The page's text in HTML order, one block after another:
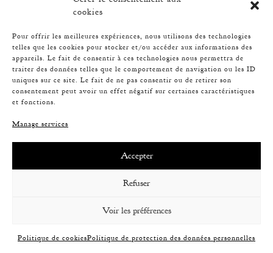
cookies
Pour offrir les meilleures expériences, nous utilisons des technologies
telles que les cookies pour stocker et/ou accéder aux informations des
appareils. Le fait de consentir à ces technologies nous permettra de
traiter des données telles que le comportement de navigation ou les ID
uniques sur ce site. Le fait de ne pas consentir ou de retirer son
consentement peut avoir un effet négatif sur certaines caractéristiques
et fonctions.
Manage services
Accepter
Refuser
Voir les préférences
Politique de cookiesPolitique de protection des données personnelles
ROPE TABLE LAMP, AUDOUX-MINNET, 33,5CM 4